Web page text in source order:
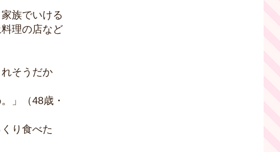
族でいける
理の店など
そうだか
」（48歳・
り食べた